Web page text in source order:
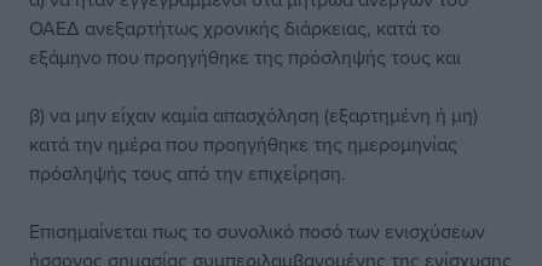
ΟΑΕΔ ανεξαρτήτως χρονικής διάρκειας, κατά το
εξάμηνο που προηγήθηκε της πρόσληψής τους και
β) να μην είχαν καμία απασχόληση (εξαρτημένη ή μη)
κατά την ημέρα που προηγήθηκε της ημερομηνίας
πρόσληψής τους από την επιχείρηση.
Επισημαίνεται πως το συνολικό ποσό των ενισχύσεων
ήσσονος σημασίας συμπεριλαμβανομένης της ενίσχυσης